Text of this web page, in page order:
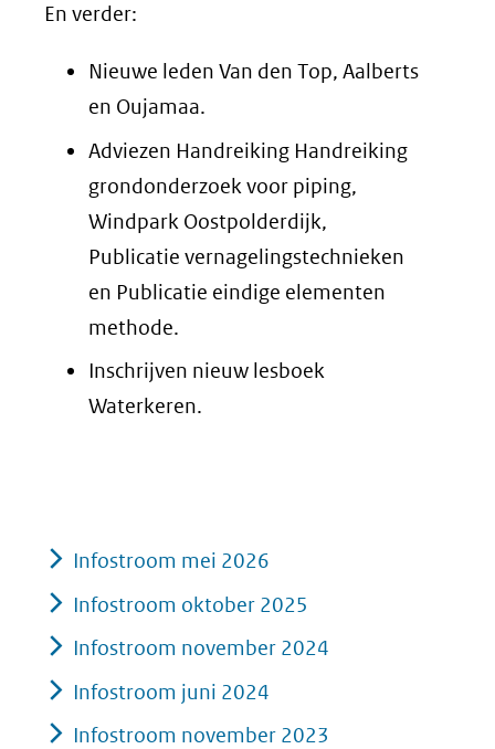
En verder:
Nieuwe leden Van den Top, Aalberts
en Oujamaa.
Adviezen Handreiking Handreiking
grondonderzoek voor piping,
Windpark Oostpolderdijk,
Publicatie vernagelingstechnieken
en Publicatie eindige elementen
methode.
Inschrijven nieuw lesboek
Waterkeren.
Infostroom mei 2026
Infostroom oktober 2025
Infostroom november 2024
Infostroom juni 2024
Infostroom november 2023